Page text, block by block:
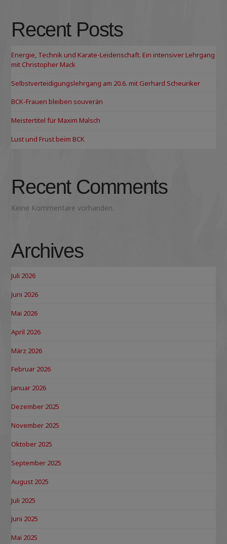
Recent Posts
Energie, Technik und Karate-Leidenschaft. Ein intensiver Lehrgang
mit Christopher Mack
Selbstverteidigungslehrgang am 20.6. mit Gerhard Scheuriker
BCK-Frauen bleiben souverän
Meistertitel für Maxim Malsch
Lust und Frust beim BCK
Recent Comments
Keine Kommentare vorhanden.
Archives
Juli 2026
Juni 2026
Mai 2026
April 2026
März 2026
Februar 2026
Januar 2026
Dezember 2025
November 2025
Oktober 2025
September 2025
August 2025
Juli 2025
Juni 2025
Mai 2025